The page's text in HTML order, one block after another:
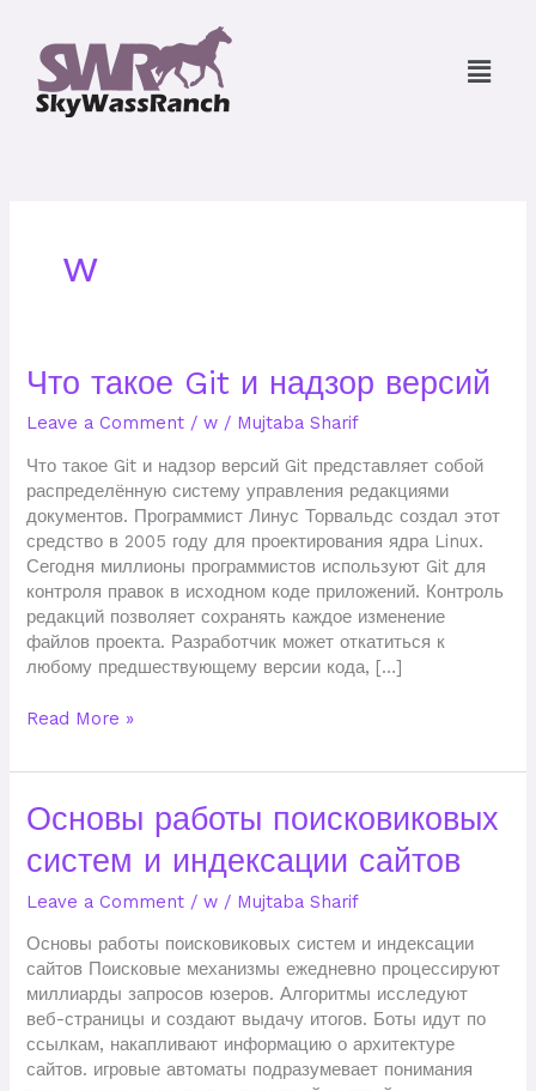
content
Menu
w
Что такое Git и надзор версий
Leave a Comment /w / Mujtaba Sharif
Что такое Git и надзор версий Git представляет собой
распределённую систему управления редакциями
документов. Программист Линус Торвальдс создал этот
средство в 2005 году для проектирования ядра Linux.
Сегодня миллионы программистов используют Git для
контроля правок в исходном коде приложений. Контроль
редакций позволяет сохранять каждое изменение
файлов проекта. Разработчик может откатиться к
любому предшествующему версии кода, […]
Что
такое
Git
надзор
версий
Read More »
Основы работы поисковиковых
систем и индексации сайтов
Leave a Comment /w / Mujtaba Sharif
Основы работы поисковиковых систем и индексации
сайтов Поисковые механизмы ежедневно процессируют
миллиарды запросов юзеров. Алгоритмы исследуют
веб-страницы и создают выдачу итогов. Боты идут по
ссылкам, накапливают информацию о архитектуре
сайтов. игровые автоматы подразумевает понимания
Основы
работы
поисковиковых
и
индексации
сайтов